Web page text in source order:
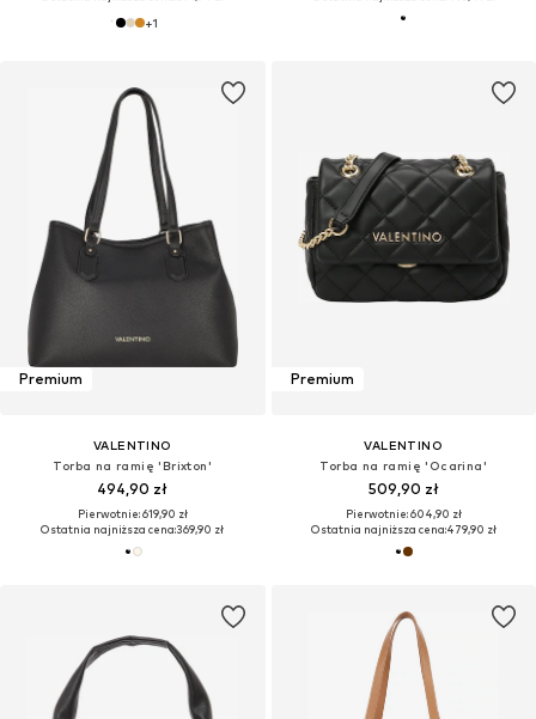
+1
Premium
VALENTINO
Torba na ramię 'Brixton'
494,90 zł
Pierwotnie: 619,90 zł
Ostatnia najniższa cena:369,90 zł
Premium
VALENTINO
Torba na ramię 'Ocarina'
509,90 zł
Pierwotnie: 604,90 zł
Ostatnia najniższa cena:479,90 zł